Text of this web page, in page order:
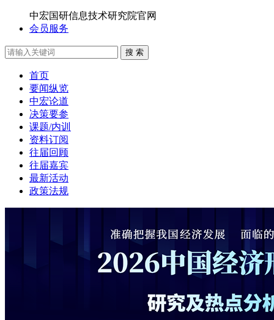
中宏国研信息技术研究院官网
会员服务
搜 索
首页
要闻纵览
中宏论道
决策要参
课题/内训
资料订阅
往届回顾
往届嘉宾
最新活动
政策法规